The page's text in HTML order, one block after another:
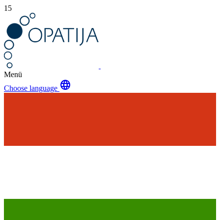
15
Menü
Choose language language